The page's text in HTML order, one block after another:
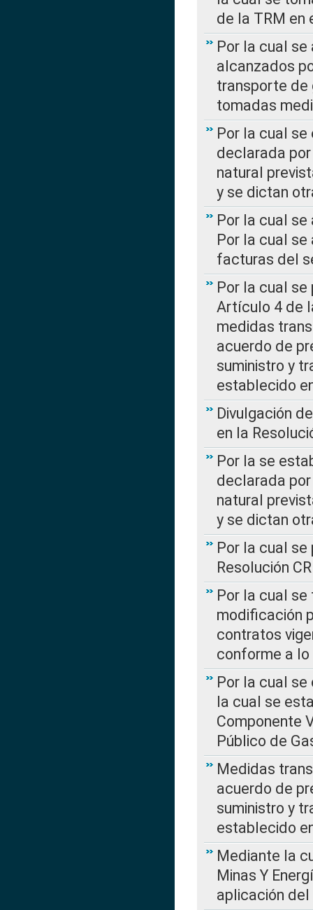
de la TRM en
Por la cual
alcanzados
transporte de
tomadas
Por la cual
declarada
natural
y se dictan
Por la cual se
Por la cual
facturas del
Por la cual
Artículo 4 de
medidas
acuerdo de
suministro y
establecido
Divulgación
en la
Por la se
declarada
natural
y se dictan
Por la cual
Resolución
Por la cual
modificación
contratos
conforme a lo
Por la cual se
la cual se
Componente
Público de
Medidas
acuerdo de
suministro y
establecido
Mediante la
Minas Y
aplicación